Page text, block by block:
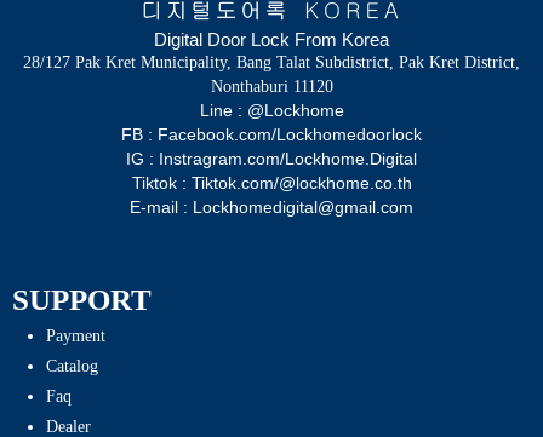
Digital Door Lock From Korea
28/127 Pak Kret Municipality, Bang Talat Subdistrict, Pak Kret District,
Nonthaburi 11120
Line : @Lockhome
FB : Facebook.com/Lockhomedoorlock
IG : Instragram.com/Lockhome.Digital
Tiktok : Tiktok.com/@lockhome.co.th
E-mail : Lockhomedigital@gmail.com
SUPPORT
Payment
Catalog
Faq
Dealer